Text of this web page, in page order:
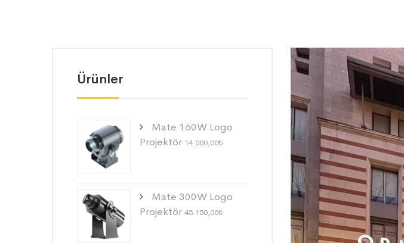
Ürünler
Mate 160W Logo
Projektör 14.000,00₺
Mate 300W Logo
Projektör 45.150,00₺